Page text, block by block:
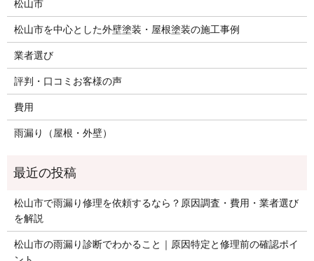
松山市
松山市を中心とした外壁塗装・屋根塗装の施工事例
業者選び
評判・口コミお客様の声
費用
雨漏り（屋根・外壁）
松山市で雨漏り修理を依頼するなら？原因調査・費用・業者選び
を解説
松山市の雨漏り診断でわかること｜原因特定と修理前の確認ポイ